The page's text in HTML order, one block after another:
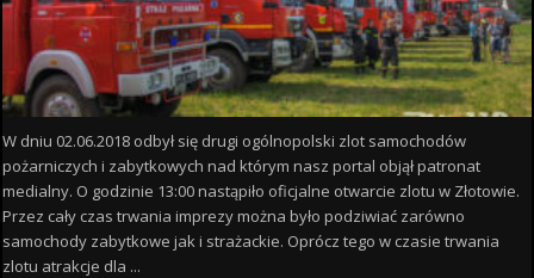
W dniu 02.06.2018 odbył się drugi ogólnopolski zlot samochodów
pożarniczych i zabytkowych nad którym nasz portal objął patronat
medialny. O godzinie 13:00 nastąpiło oficjalne otwarcie zlotu w Złotowie.
Przez cały czas trwania imprezy można było podziwiać zarówno
samochody zabytkowe jak i strażackie. Oprócz tego w czasie trwania
zlotu atrakcje dla ...